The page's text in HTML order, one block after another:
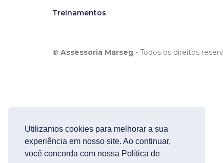
Treinamentos
© Assessoria Marseg - Todos os direitos
Utilizamos cookies para melhorar a sua
experiência em nosso site. Ao continuar,
você concorda com nossa Política de